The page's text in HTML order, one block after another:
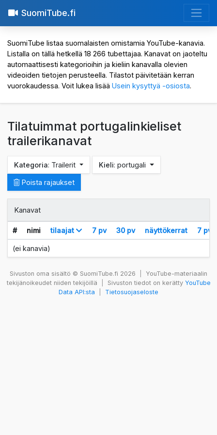
SuomiTube.fi
SuomiTube listaa suomalaisten omistamia YouTube-kanavia.
Listalla on tällä hetkellä 18 266 tubettajaa. Kanavat on jaoteltu
automaattisesti kategorioihin ja kieliin kanavalla olevien
videoiden tietojen perusteella. Tilastot päivitetään kerran
vuorokaudessa. Voit lukea lisää Usein kysyttyä -osiosta.
Tilatuimmat portugalinkieliset
trailerikanavat
Kategoria: Trailerit Kieli: portugali
Poista rajaukset
Kanavat
# nimi tilaajat 7 pv 30 pv näyttökerrat 7 pv
(ei kanavia)
Sivuston oma sisältö © SuomiTube.fi 2026
YouTube-materiaalin
tekijänoikeudet niiden tekijöillä
Sivuston tiedot on kerätty YouTube
Data API:sta
Tietosuojaseloste